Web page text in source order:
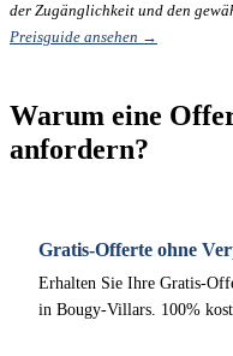
der Zugänglichkeit und den
Preisguide ansehen →
Warum eine
anfordern?
Gratis-Offerte ohne
Erhalten Sie Ihre Gratis-
in Bougy-Villars. 100%